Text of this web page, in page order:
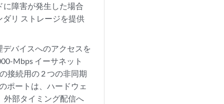
に障害が発生した場合
リ ストレージを提供
デバイスへのアクセスを
Mbps イーサネット
接続用の 2 つの非同期
ポートは、ハードウェ
外部タイミング配信へ